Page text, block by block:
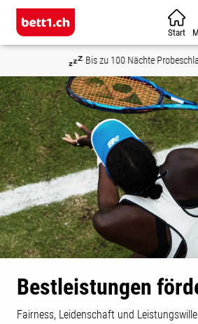
Zum Hauptinhalt springen
Start
Geld-zurück-
Bestleistungen
Fairness, Leidenschaft und